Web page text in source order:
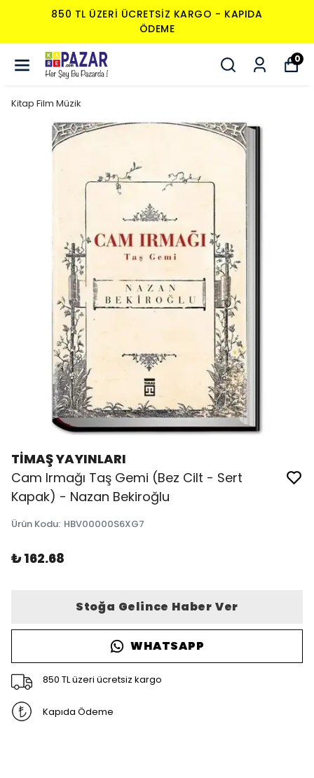
850 TL ÜZERI ÜCRETSIZ KARGO - KAPIDA
ÖDEME
0
Kitap Film Müzik
TİMAŞ YAYINLARI
Cam Irmağı Taş Gemi (Bez Cilt - Sert
Kapak) - Nazan Bekiroğlu
Ürün Kodu: HBV00000S6XG7
₺ 162.68
Stoğa Gelince Haber Ver
WHATSAPP
850 TL üzeri ücretsiz kargo
Kapıda Ödeme